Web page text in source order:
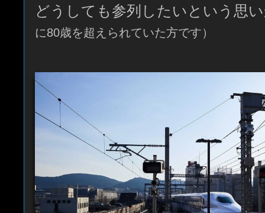
どうしても参列したいという思
に80歳を超えられていた方です）